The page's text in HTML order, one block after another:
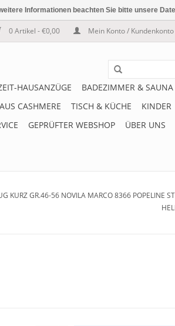
0 Artikel - €0,00 Mein Konto /
HAUSANZÜGE
BADEZIMMER & SAUNA
CASHMERE TISCH & KÜCHE
KINDER
GEPRÜFTER WEBSHOP
ÜBER UNS
KURZ GR.46-56 NOVILA MARCO 8366 POPELINE
Informationen beachten Sie bitte unsere